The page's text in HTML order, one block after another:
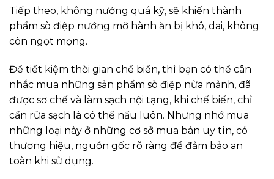
Tiếp theo, không nướng quá kỹ, sẽ khiến thành
phẩm sò điệp nướng mỡ hành ăn bị khô, dai, không
còn ngọt mọng.
Để tiết kiệm thời gian chế biến, thì bạn có thể cân
nhắc mua những sản phẩm sò điệp nửa mảnh, đã
được sơ chế và làm sạch nội tạng, khi chế biến, chỉ
cần rửa sạch là có thể nấu luôn. Nhưng nhớ mua
những loại này ở những cơ sở mua bán uy tín, có
thương hiệu, nguồn gốc rõ ràng để đảm bảo an
toàn khi sử dụng.